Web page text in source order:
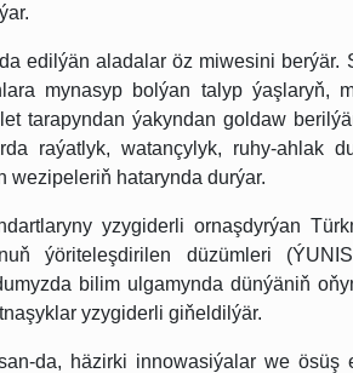
edilýän aladalar öz miwesini
mynasyp bolýan talyp ýaşlaryň,
tarapyndan ýakyndan goldaw
raýatlyk, watançylyk, ruhy-ahlak
wezipeleriň hatarynda durýar.
yzygiderli ornaşdyrýan
ýöriteleşdirilen düzümleri
bilim ulgamynda dünýäniň
yzygiderli gi­ňeldilýär.
da, häzirki innowasiýalar we